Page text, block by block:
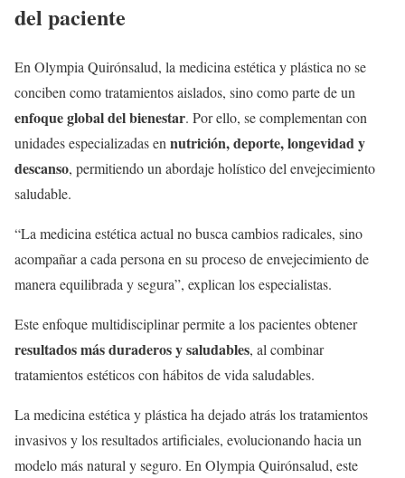
del paciente
En Olympia Quirónsalud, la medicina estética y plástica no se
conciben como tratamientos aislados, sino como parte de un
enfoque global del bienestar. Por ello, se complementan con
unidades especializadas en nutrición, deporte, longevidad y
descanso, permitiendo un abordaje holístico del envejecimiento
saludable.
“La medicina estética actual no busca cambios radicales, sino
acompañar a cada persona en su proceso de envejecimiento de
manera equilibrada y segura”, explican los especialistas.
Este enfoque multidisciplinar permite a los pacientes obtener
resultados más duraderos y saludables, al combinar
tratamientos estéticos con hábitos de vida saludables.
La medicina estética y plástica ha dejado atrás los tratamientos
invasivos y los resultados artificiales, evolucionando hacia un
modelo más natural y seguro. En Olympia Quirónsalud, este